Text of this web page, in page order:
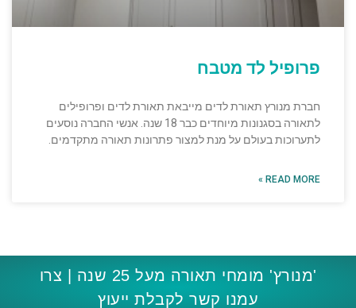
פרופיל לד מטבח
חברת מנורץ תאורת לדים מייבאת תאורת לדים ופרופילים
לתאורה בסגנונות מיוחדים כבר 18 שנה. אנשי החברה נוסעים
לתערוכות בעולם על מנת למצור פתרונות תאורה מתקדמים.
READ MORE »
'מנורץ' מומחי תאורה מעל 25 שנה | צרו
עמנו קשר לקבלת ייעוץ